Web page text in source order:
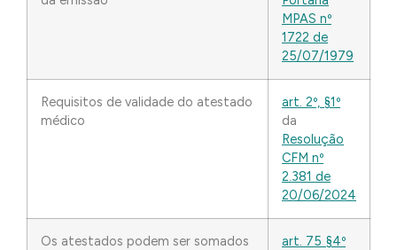
MPAS nº
1722 de
25/07/1979
Requisitos de validade do atestado
médico
art. 2º, §1º
da
Resolução
CFM nº
2.381 de
20/06/2024
Os atestados podem ser somados
art. 75 §4º